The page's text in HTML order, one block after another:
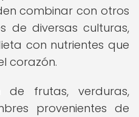
combinar con otros
de diversas culturas,
con nutrientes que
corazón.
de frutas, verduras,
provenientes de